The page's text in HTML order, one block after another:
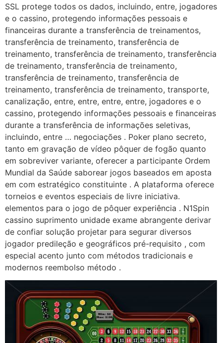
SSL protege todos os dados, incluindo, entre, jogadores
e o cassino, protegendo informações pessoais e
financeiras durante a transferência de treinamentos,
transferência de treinamento, transferência de
treinamento, transferência de treinamento, transferência
de treinamento, transferência de treinamento,
transferência de treinamento, transferência de
treinamento, transferência de treinamento, transporte,
canalização, entre, entre, entre, entre, jogadores e o
cassino, protegendo informações pessoais e financeiras
durante a transferência de informações seletivas,
incluindo, entre … negociações . Poker plano secreto,
tanto em gravação de vídeo pôquer de fogão quanto
em sobreviver variante, oferecer a participante Ordem
Mundial da Saúde saborear jogos baseados em aposta
em com estratégico constituinte . A plataforma oferece
torneios e eventos especiais de livre iniciativa.
elementos para o jogo de pôquer experiência . N1Spin
cassino suprimento unidade exame abrangente derivar
de confiar solução projetar para segurar diversos
jogador predileção e geográficos pré-requisito , com
especial acento junto com métodos tradicionais e
modernos reembolso método .